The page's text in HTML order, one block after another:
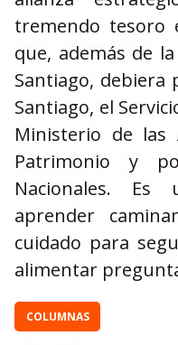
tremendo tesoro
que, además de
Santiago, debiera
Santiago, el
Ministerio de
Patrimonio y
Nacionales.
aprender
cuidado para
alimentar
COLUMNAS